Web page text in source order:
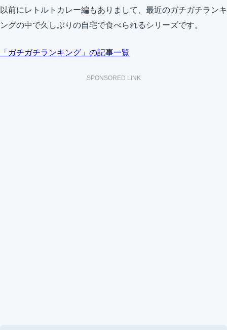
以前にレトルトカレー編もありまして、最近のガチガチランキ
ングの中で久しぶりの自宅で食べられるシリーズです。
「ガチガチランキング」の記事一覧
SPONSORED LINK